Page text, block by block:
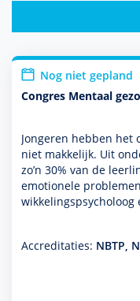
Nog niet gepland
Congres Mentaal
Jongeren hebben het
niet makkelijk. Uit
zo’n 30% van de
emotionele
Accreditaties: NBTP,